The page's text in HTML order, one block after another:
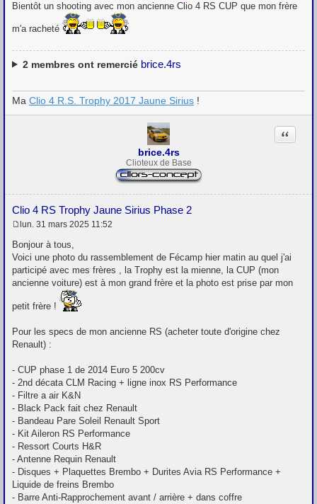
Bientôt un shooting avec mon ancienne Clio 4 RS CUP que mon frère
m'a racheté
2membres ont remercié brice.4rs
Ma Clio 4 R.S. Trophy 2017 Jaune Sirius !
brice.4rs
Clioteux de Base
Clio 4 RS Trophy Jaune Sirius Phase 2
Citation
e
s
s
a
g
lun. 31 mars 2025 11:52
Bonjour à tous,
Voici une photo du rassemblement de Fécamp hier matin au quel j'ai
participé avec mes frères , la Trophy est la mienne, la CUP (mon
ancienne voiture) est à mon grand frère et la photo est prise par mon
petit frère !
Pour les specs de mon ancienne RS (acheter toute d'origine chez
Renault) :
- CUP phase 1 de 2014 Euro 5 200cv
- 2nd décata CLM Racing + ligne inox RS Performance
- Filtre a air K&N
- Black Pack fait chez Renault
- Bandeau Pare Soleil Renault Sport
- Kit Aileron RS Performance
- Ressort Courts H&R
- Antenne Requin Renault
- Disques + Plaquettes Brembo + Durites Avia RS Performance +
Liquide de freins Brembo
- Barre Anti-Rapprochement avant / arrière + dans coffre